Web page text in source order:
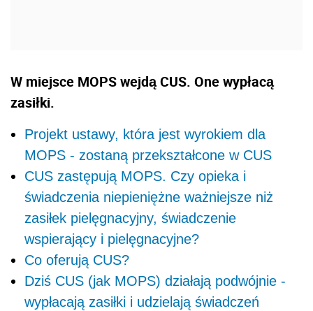
W miejsce MOPS wejdą CUS. One wypłacą
zasiłki.
Projekt ustawy, która jest wyrokiem dla
MOPS - zostaną przekształcone w CUS
CUS zastępują MOPS. Czy opieka i
świadczenia niepieniężne ważniejsze niż
zasiłek pielęgnacyjny, świadczenie
wspierający i pielęgnacyjne?
Co oferują CUS?
Dziś CUS (jak MOPS) działają podwójnie -
wypłacają zasiłki i udzielają świadczeń